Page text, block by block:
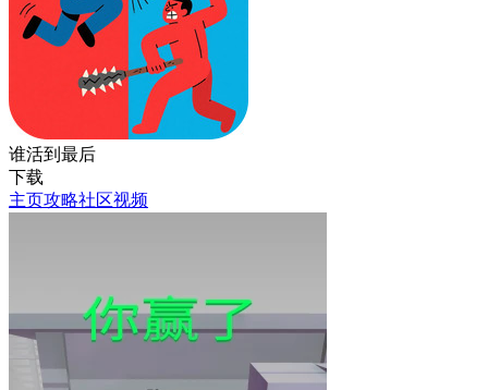
谁活到最后
下载
主页攻略社区视频